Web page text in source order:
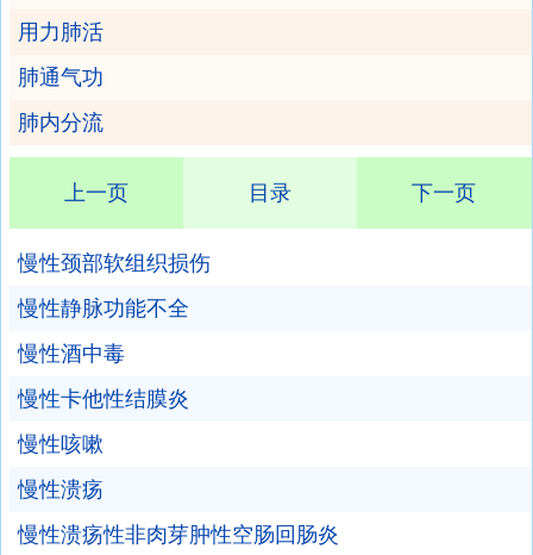
用力肺活
肺通气功
肺内分流
上一页 目录 下一页
慢性颈部软组织损伤
慢性静脉功能不全
慢性酒中毒
慢性卡他性结膜炎
慢性咳嗽
慢性溃疡
慢性溃疡性非肉芽肿性空肠回肠炎